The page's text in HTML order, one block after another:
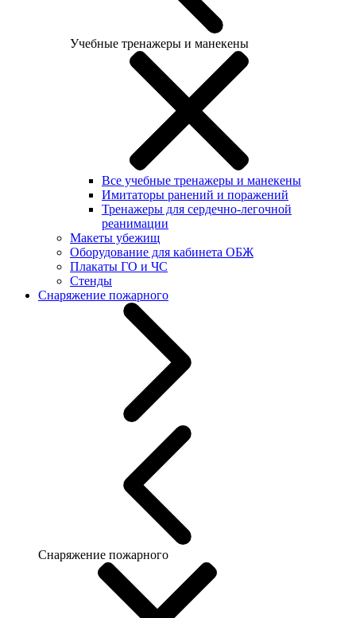
Учебные тренажеры и манекены
Все учебные тренажеры и манекены
Имитаторы ранений и поражений
Тренажеры для сердечно-легочной
реанимации
Макеты убежищ
Оборудование для кабинета ОБЖ
Плакаты ГО и ЧС
Стенды
Снаряжение пожарного
Снаряжение пожарного